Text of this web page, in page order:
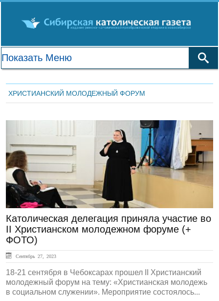
ХРИСТИАНСКИЙ МОЛОДЕЖНЫЙ ФОРУМ
ЛЕНТА НОВОСТЕЙ
Католическая делегация приняла участие во
II Христианском молодежном форуме (+
ФОТО)
Сентябрь 27, 2023
18-21 сентября в Чебоксарах прошел II Христианский
молодежный форум на тему: «Христианская молодежь
в социальном служении». Мероприятие состоялось...